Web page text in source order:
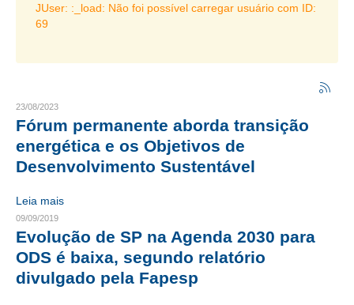
GALERIA EX-PRESIDENTES
CONSELHO TECNOLÓGICO
HISTÓRICO E ATUAÇÃO
CONSELHOS ASSESSORES
PERSONALIDADES DA TECNOLOGIA
NÚCLEO DA MULHER ENGENHEIRA
JUser: :_load: Não foi possível carregar usuário com ID:
69
23/08/2023
Fórum permanente aborda transição
energética e os Objetivos de
Desenvolvimento Sustentável
Leia mais
09/09/2019
Evolução de SP na Agenda 2030 para
ODS é baixa, segundo relatório
divulgado pela Fapesp